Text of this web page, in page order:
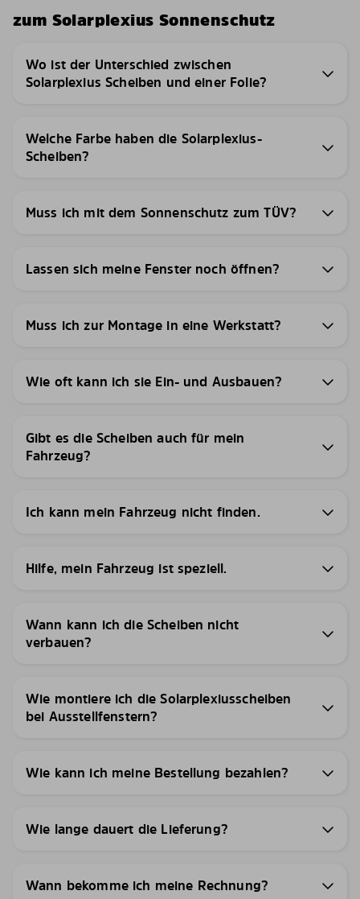
zum Solarplexius Sonnenschutz
Wo ist der Unterschied zwischen
Solarplexius Scheiben und einer Folie?
Welche Farbe haben die Solarplexius-
Scheiben?
Muss ich mit dem Sonnenschutz zum TÜV?
Lassen sich meine Fenster noch öffnen?
Muss ich zur Montage in eine Werkstatt?
Wie oft kann ich sie Ein- und Ausbauen?
Gibt es die Scheiben auch für mein
Fahrzeug?
Ich kann mein Fahrzeug nicht finden.
Hilfe, mein Fahrzeug ist speziell.
Wann kann ich die Scheiben nicht
verbauen?
Wie montiere ich die Solarplexiusscheiben
bei Ausstellfenstern?
Wie kann ich meine Bestellung bezahlen?
Wie lange dauert die Lieferung?
Wann bekomme ich meine Rechnung?